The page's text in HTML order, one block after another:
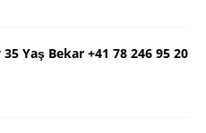
Yaş Bekar +41 78 246 95 20